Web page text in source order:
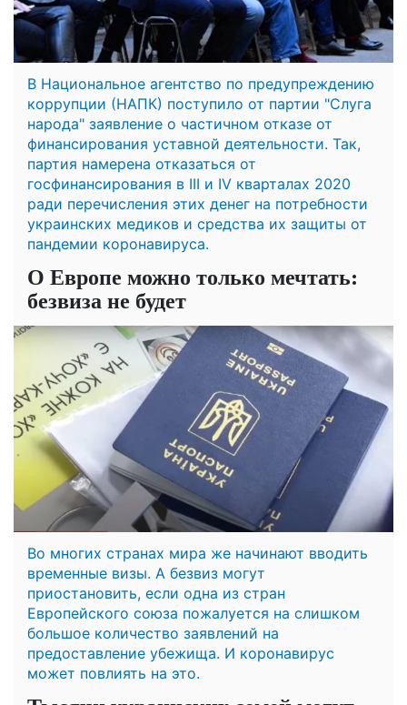
В Национальное агентство по предупреждению
коррупции (НАПК) поступило от партии "Слуга
народа" заявление о частичном отказе от
финансирования уставной деятельности. Так,
партия намерена отказаться от
госфинансирования в III и IV кварталах 2020
ради перечисления этих денег на потребности
украинских медиков и средства их защиты от
пандемии коронавируса.
О Европе можно только мечтать:
безвиза не будет
Во многих странах мира же начинают вводить
временные визы. А безвиз могут
приостановить, если одна из стран
Европейского союза пожалуется на слишком
большое количество заявлений на
предоставление убежища. И коронавирус
может повлиять на это.